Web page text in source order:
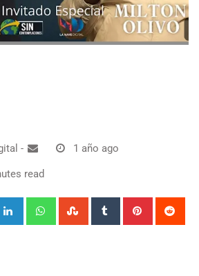
- 1 año ago
read
LinkedIn WhatsappStumbleUpon
Tumblr Pinterest